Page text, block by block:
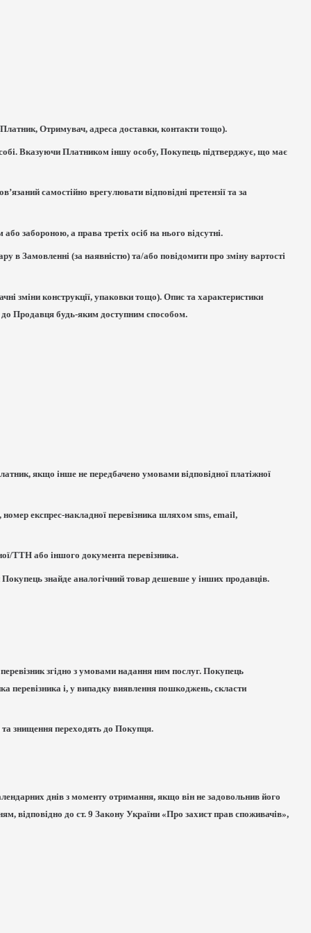
Отримувач, адреса доставки, контакти тощо).
Вказуючи Платником іншу особу, Покупець підтверджує, що має
самостійно врегулювати відповідні претензії та за
забороною, а права третіх осіб на нього відсутні.
в Замовленні (за наявністю) та/або повідомити про зміну вартості
зміни конструкції, упаковки тощо). Опис та характеристики
Продавця будь-яким доступним способом.
якщо інше не передбачено умовами відповідної платіжної
експрес-накладної перевізника шляхом sms, email,
ТТН або іншого документа перевізника.
знайде аналогічний товар дешевше у інших продавців.
згідно з умовами надання ним послуг. Покупець
перевізника і, у випадку виявлення пошкоджень, скласти
знищення переходять до Покупця.
днів з моменту отримання, якщо він не задовольнив його
відповідно до ст. 9 Закону України «Про захист прав споживачів»,